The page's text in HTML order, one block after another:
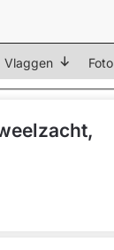
Vlaggen Foto